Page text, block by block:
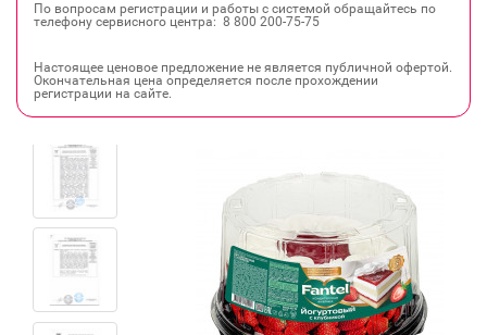
По вопросам регистрации и работы с системой обращайтесь по
телефону сервисного центра: 8 800 200‐75‐75
Настоящее ценовое предложение не является публичной офертой.
Окончательная цена определяется после прохождении
регистрации на сайте.